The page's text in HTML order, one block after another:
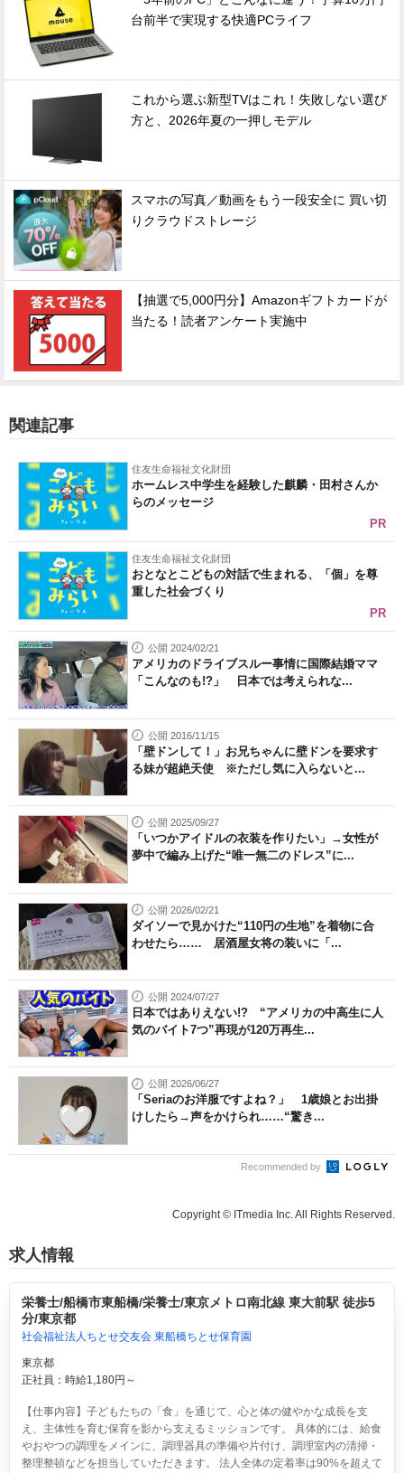
台前半で実現する快適PCライフ
これから選ぶ新型TVはこれ！失敗しない選び
方と、2026年夏の一押しモデル
スマホの写真／動画をもう一段安全に 買い切
りクラウドストレージ
【抽選で5,000円分】Amazonギフトカードが
当たる！読者アンケート実施中
関連記事
住友生命福祉文化財団
ホームレス中学生を経験した麒麟・田村さんか
らのメッセージ
PR
住友生命福祉文化財団
おとなとこどもの対話で生まれる、「個」を尊
重した社会づくり
PR
公開 2024/02/21
アメリカのドライブスルー事情に国際結婚ママ
「こんなのも!?」 日本では考えられな...
公開 2016/11/15
「壁ドンして！」お兄ちゃんに壁ドンを要求す
る妹が超絶天使 ※ただし気に入らないと...
公開 2025/09/27
「いつかアイドルの衣装を作りたい」→女性が
夢中で編み上げた“唯一無二のドレス”に...
公開 2026/02/21
ダイソーで見かけた“110円の生地”を着物に合
わせたら…… 居酒屋女将の装いに「...
公開 2024/07/27
日本ではありえない!? “アメリカの中高生に人
気のバイト7つ”再現が120万再生...
公開 2026/06/27
「Seriaのお洋服ですよね？」 1歳娘とお出掛
けしたら→声をかけられ……“驚き...
Recommended by
Copyright © ITmedia Inc. All Rights Reserved.
求人情報
栄養士/船橋市東船橋/栄養士/東京メトロ南北線 東大前駅 徒歩5
分/東京都
社会福祉法人ちとせ交友会 東船橋ちとせ保育園
東京都
正社員：時給1,180円～
【仕事内容】子どもたちの「食」を通じて、心と体の健やかな成長を支
え、主体性を育む保育を影から支えるミッションです。 具体的には、給食
やおやつの調理をメインに、調理器具の準備や片付け、調理室内の清掃・
整理整頓などを担当していただきます。 法人全体の定着率は90%を超えて